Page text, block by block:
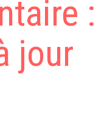
:
jour